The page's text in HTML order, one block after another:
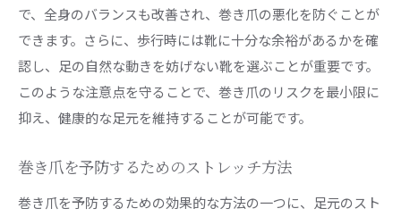
で、全身のバランスも改善され、巻き爪の悪化を防ぐことが
できます。さらに、歩行時には靴に十分な余裕があるかを確
認し、足の自然な動きを妨げない靴を選ぶことが重要です。
このような注意点を守ることで、巻き爪のリスクを最小限に
抑え、健康的な足元を維持することが可能です。
巻き爪を予防するためのストレッチ方法
巻き爪を予防するための効果的な方法の一つに、足元のスト